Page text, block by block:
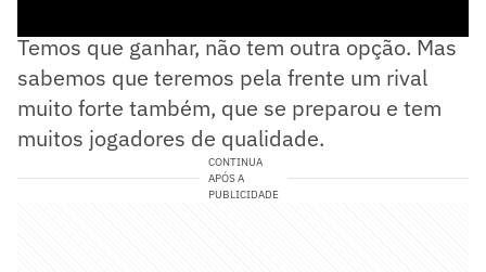
Temos que ganhar, não tem outra opção. Mas
sabemos que teremos pela frente um rival
muito forte também, que se preparou e tem
muitos jogadores de qualidade.
CONTINUA
APÓS A
PUBLICIDADE